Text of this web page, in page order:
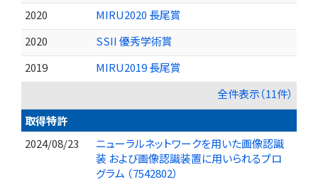
2020
MIRU2020 長尾賞
2020
SSII 優秀学術賞
2019
MIRU2019 長尾賞
全件表示（11件）
取得特許
2024/08/23
ニューラルネットワークを用いた画像認識
装 および画像認識装置に用いられるプロ
グラム （7542802）